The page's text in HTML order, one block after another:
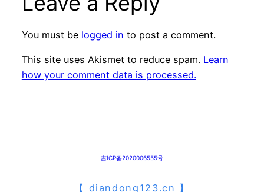
You must be logged in to post a comment.
This site uses Akismet to reduce spam. Learn
how your comment data is processed.
吉ICP备2020006555号
【 diandong123.cn 】